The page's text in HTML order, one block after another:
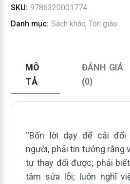
SKU: 9786320001774
Danh mục: Sách khác,Tôn giáo
MÔ
TẢ
ĐÁNH GIÁ
(0)
“Bốn lời dạy để cải đổi
người, phải tin tưởng rằng
tự thay đổi được; phải
tâm sửa lỗi; luôn nghĩ